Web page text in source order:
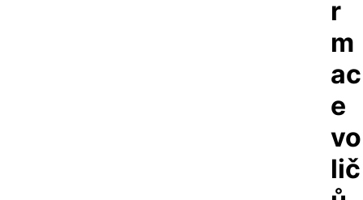
r
m
ac
e
vo
lič